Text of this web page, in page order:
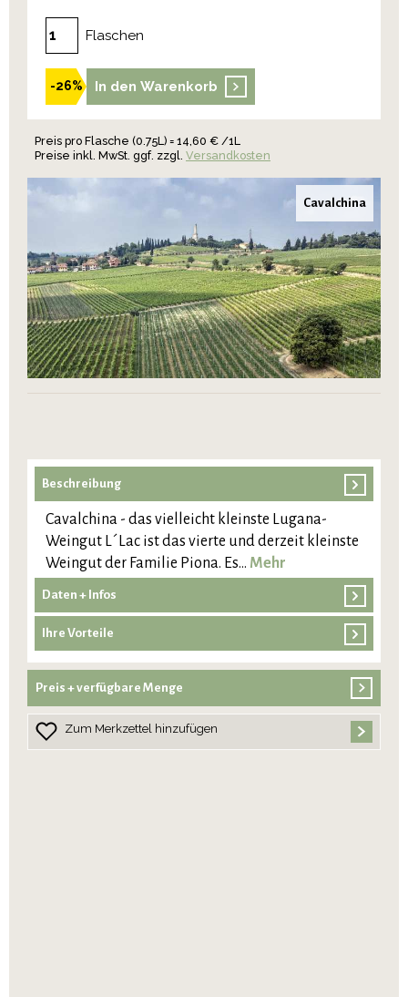
Flaschen
-26% In den Warenkorb
Preis pro Flasche (0.75L) = 14,60 € /1L
Preise inkl. MwSt. ggf. zzgl. Versandkosten
Cavalchina
Beschreibung
Cavalchina - das vielleicht kleinste Lugana-
Weingut L´Lac ist das vierte und derzeit kleinste
Weingut der Familie Piona. Es… Mehr
Daten + Infos
Ihre Vorteile
Preis + verfügbare Menge
Zum Merkzettel hinzufügen